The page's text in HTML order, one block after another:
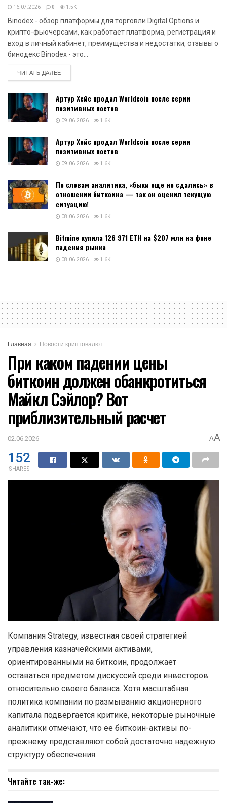
16.07.2026 0 1.5K
Binodex - обзор платформы для торговли Digital Options и
крипто-фьючерсами, как работает платформа, регистрация и
вход в личный кабинет, преимущества и недостатки, отзывы о
бинодекс Binodex - это...
ЧИТАТЬ ДАЛЕЕDETAILS
Артур Хейс продал Worldcoin после серии
позитивных постов
09.06.2026 1.6K
Артур Хейс продал Worldcoin после серии
позитивных постов
09.06.2026 1.6K
По словам аналитика, «быки еще не сдались» в
отношении биткоина — так он оценил текущую
ситуацию!
08.06.2026 1.6K
Bitmine купила 126 971 ETH на $207 млн на фоне
падения рынка
08.06.2026 1.6K
Главная Новости криптовалют
При каком падении цены
биткоин должен обанкротиться
Майкл Сэйлор? Вот
приблизительный расчет
02.06.2026 AA
152
SHARES
Компания Strategy, известная своей стратегией
управления казначейскими активами,
ориентированными на биткоин, продолжает
оставаться предметом дискуссий среди инвесторов
относительно своего баланса. Хотя масштабная
политика компании по размыванию акционерного
капитала подвергается критике, некоторые рыночные
аналитики отмечают, что ее биткоин-активы по-
прежнему представляют собой достаточно надежную
структуру обеспечения.
Читайте так-же: